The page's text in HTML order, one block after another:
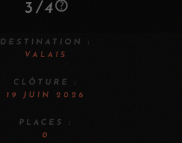
3/4
DESTINATION :
VALAIS
CLÔTURE :
19 JUIN 2026
PLACES :
0